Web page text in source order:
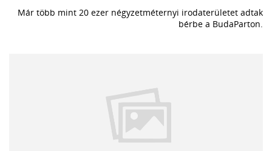
Már több mint 20 ezer négyzetméternyi irodaterületet adtak
bérbe a BudaParton.